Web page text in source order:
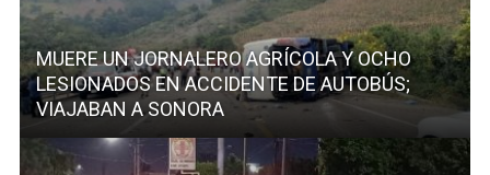
MUERE UN JORNALERO AGRÍCOLA Y OCHO
LESIONADOS EN ACCIDENTE DE AUTOBÚS;
VIAJABAN A SONORA